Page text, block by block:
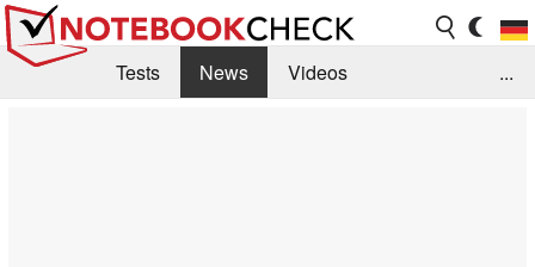
Tests News
Videos
...